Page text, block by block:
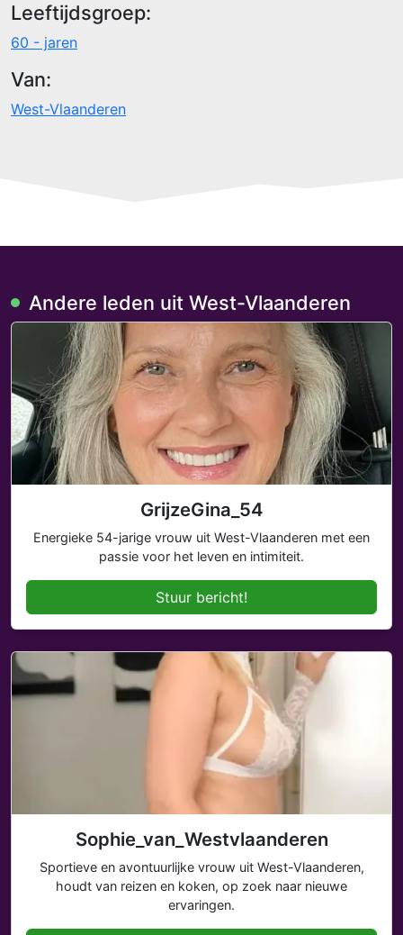
Leeftijdsgroep:
60 - jaren
Van:
West-Vlaanderen
Andere leden uit West-Vlaanderen
GrijzeGina_54
Energieke 54-jarige vrouw uit West-Vlaanderen met een
passie voor het leven en intimiteit.
Stuur bericht!
Sophie_van_Westvlaanderen
Sportieve en avontuurlijke vrouw uit West-Vlaanderen,
houdt van reizen en koken, op zoek naar nieuwe
ervaringen.